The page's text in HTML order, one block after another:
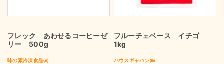
フレック あわせるコーヒーゼ
リー 500g
味の素冷凍食品㈱
フルーチェベース イチゴ
1kg
ハウスギャバン㈱